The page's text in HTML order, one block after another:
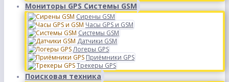
Мониторы GPS Системы GSM
Сирены GSM
Часы GPS и GSM
Системы GSM
Датчики GSM
Логеры GPS
Приёмники GPS
Трекеры GPS
Поисковая техника